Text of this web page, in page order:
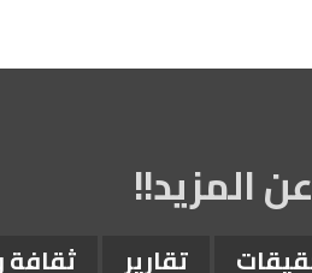
المزيد!!
تقارير